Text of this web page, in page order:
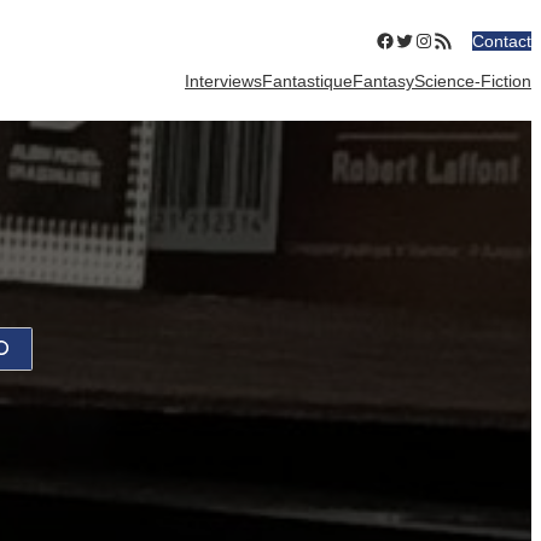
Facebook
Twitter
Instagram
Flux RSSContact
InterviewsFantastiqueFantasyScience-Fiction